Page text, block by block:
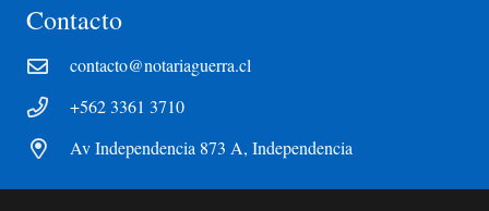
Contacto
contacto@notariaguerra.cl
+562 3361 3710
Av Independencia 873 A, Independencia